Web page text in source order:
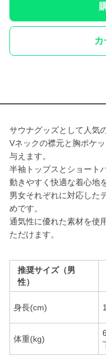
サウナグッズとして人気
Vネックの襟元と胸ポケ
与えます。
半袖トップスとショート
動きやすく快適な着心地
男女それぞれに対応した
めです。
通気性に優れた素材を使
ただけます。
推奨サイズ（男
性）
身長(cm)
体重(kg)